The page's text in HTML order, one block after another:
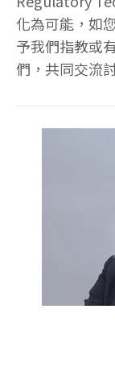
化為可能，如
予我們指教或
們，共同交流